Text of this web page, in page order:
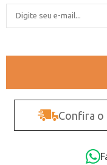
Confira o